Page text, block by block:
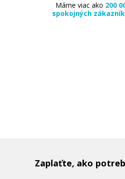
Máme viac ako 200
spokojných
Zaplaťte, ako